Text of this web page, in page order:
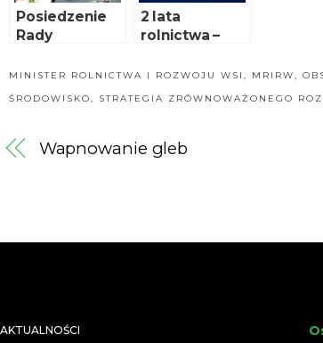
Posiedzenie
Rady
rolnictwa
państw UE w
2 lata
rolnictwa –
e
MINISTER ROLNICTWA I ROZWOJU WSI , MRIRW,
ŚRODOWISKO, STRATEGIA ZRÓWNOWAŻONEGO
Wapnowanie gleb
AKTUALNOŚCI